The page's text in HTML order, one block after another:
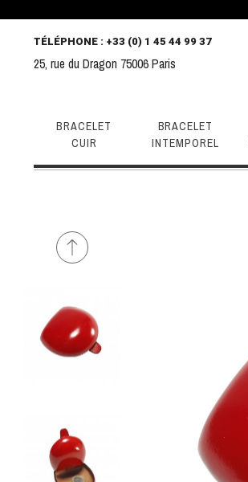
TÉLÉPHONE: +33 (0) 1 45 44 99 37
25, rue du Dragon 75006 Paris
BRACELET
CUIR
BRACELET
INTEMPOREL